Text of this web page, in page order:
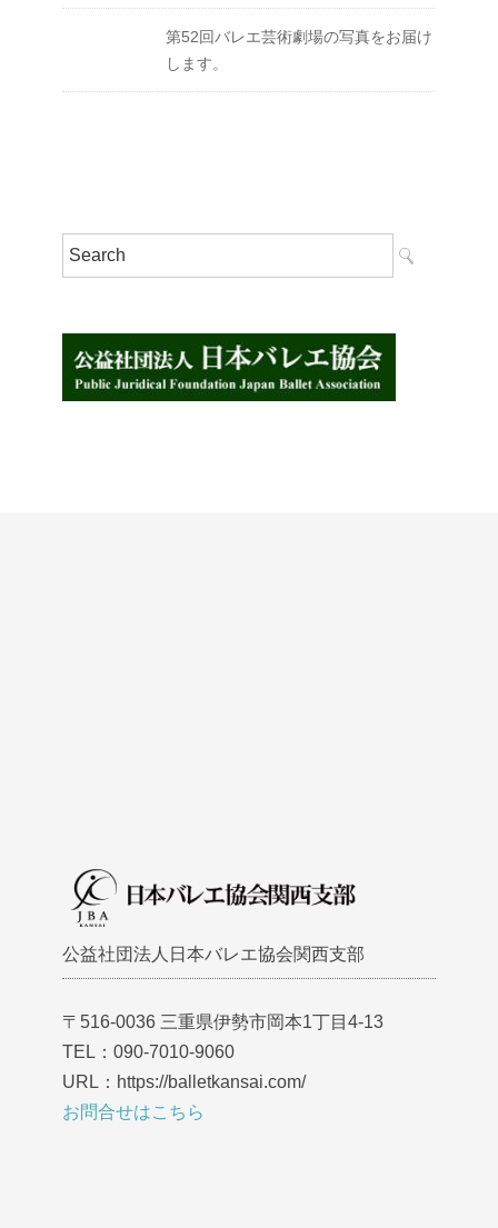
第52回バレエ芸術劇場の写真をお届け
します。
公益社団法人日本バレエ協会関西支部
〒516-0036 三重県伊勢市岡本1丁目4-13
TEL：090-7010-9060
URL：https://balletkansai.com/
お問合せはこちら